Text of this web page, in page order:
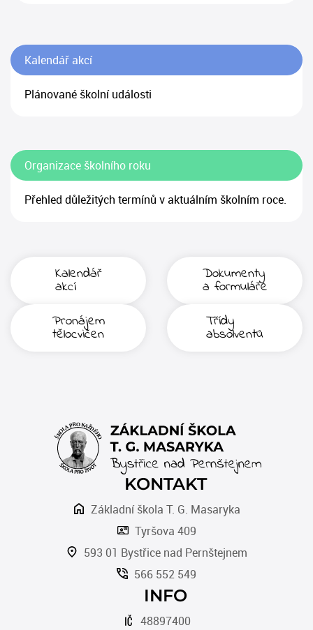
Kalendář akcí
Plánované školní události
Organizace školního roku
Přehled důležitých termínů v aktuálním školním roce.
Kalendář
akcí
Dokumenty
a formuláře
Pronájem
tělocvičen
Třídy
absolventů
KONTAKT
Základní škola T. G. Masaryka
Tyršova 409
593 01 Bystřice nad Pernštejnem
566 552 549
INFO
48897400